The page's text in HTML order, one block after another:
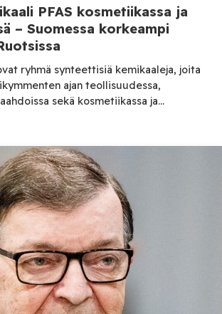
PFAS kosmetiikassa ja
– Suomessa korkeampi
ryhmä synteettisiä kemikaaleja, joita
ajan teollisuudessa,
sekä kosmetiikassa ja
Euroopan kemikaaliviraston (ECHA)
on jo rajoitettu EU:ssa
Vaikka EU on rajoittanut
käyttöä tuotteissa turvallisuusriskien
myytävistä tuotteista löytyy silti
PFAS-kemikaaleja. Tuotteissa käytetään